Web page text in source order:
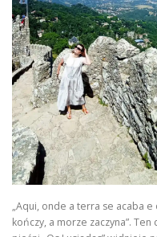
„Aqui, onde a terra se acaba e
kończy, a morze zaczyna”.